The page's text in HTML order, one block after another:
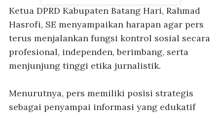
Ketua DPRD Kabupaten Batang Hari, Rahmad
Hasrofi, SE menyampaikan harapan agar pers
terus menjalankan fungsi kontrol sosial secara
profesional, independen, berimbang, serta
menjunjung tinggi etika jurnalistik.
Menurutnya, pers memiliki posisi strategis
sebagai penyampai informasi yang edukatif